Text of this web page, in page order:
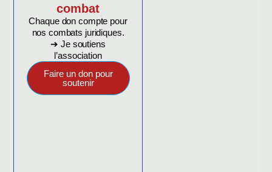
combat
Chaque don compte pour
nos combats juridiques.
➔ Je soutiens
l’association
Faire un don pour
soutenir